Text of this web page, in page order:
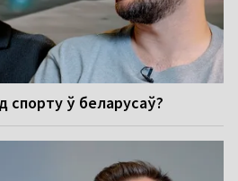
спорту ў беларусаў?